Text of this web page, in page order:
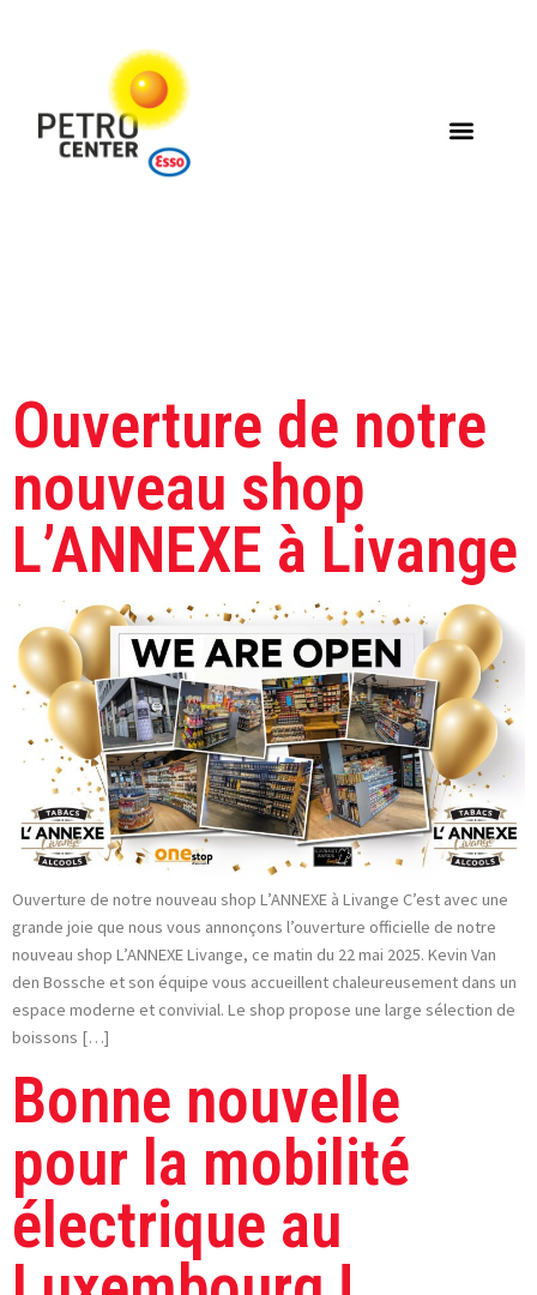
Ouverture de notre
nouveau shop
L’ANNEXE à Livange
Ouverture de notre nouveau shop L’ANNEXE à Livange C’est avec une
grande joie que nous vous annonçons l’ouverture officielle de notre
nouveau shop L’ANNEXE Livange, ce matin du 22 mai 2025. Kevin Van
den Bossche et son équipe vous accueillent chaleureusement dans un
espace moderne et convivial. Le shop propose une large sélection de
boissons […]
Bonne nouvelle
pour la mobilité
électrique au